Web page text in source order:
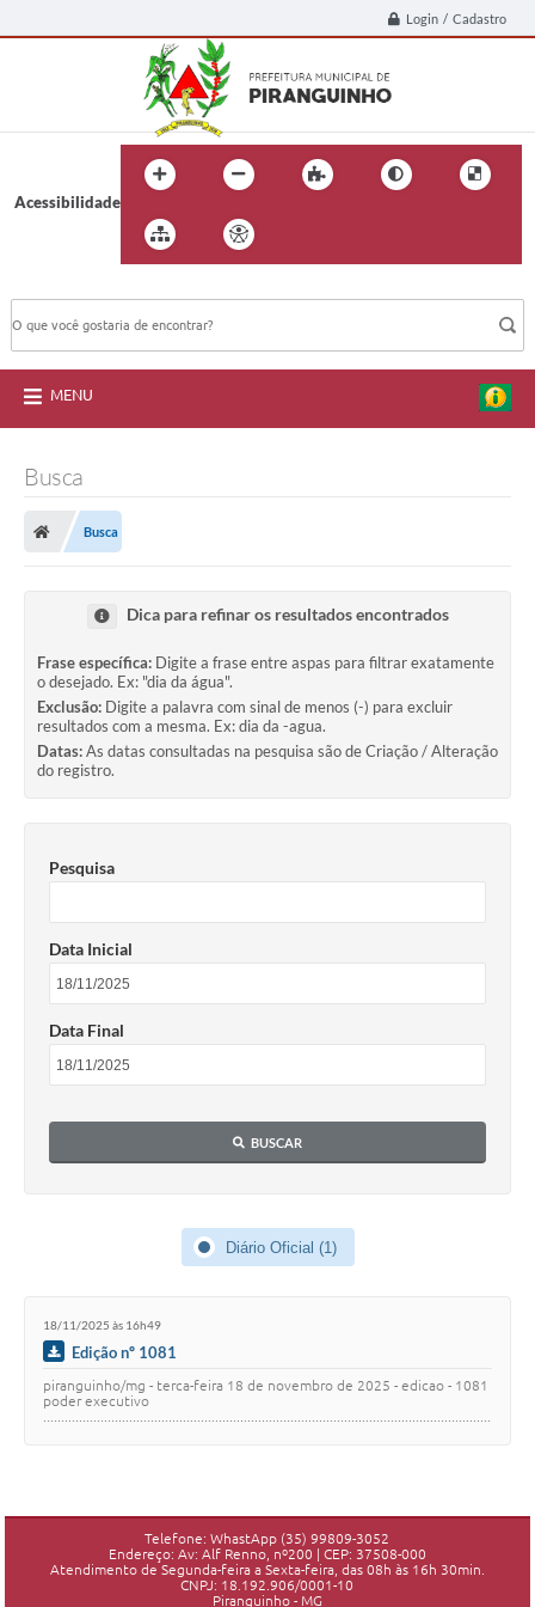
Login / Cadastro
Acessibilidade
MENU
Busca
Busca
Dica para refinar os resultados encontrados
Frase específica: Digite a frase entre aspas para filtrar exatamente
o desejado. Ex: "dia da água".
Exclusão: Digite a palavra com sinal de menos (-) para excluir
resultados com a mesma. Ex: dia da -agua.
Datas:As datas consultadas na pesquisa são de Criação / Alteração
do registro.
Pesquisa
Data Inicial
Data Final
BUSCAR
Diário Oficial (1)
18/11/2025 às 16h49
Edição nº 1081
piranguinho/mg - terca-feira 18 de novembro de 2025 - edicao - 1081
poder executivo
Telefone: WhastApp (35) 99809-3052
Endereço: Av: Alf Renno, nº200 | CEP: 37508-000
Atendimento de Segunda-feira a Sexta-feira, das 08h às 16h 30min.
CNPJ: 18.192.906/0001-10
Piranguinho - MG